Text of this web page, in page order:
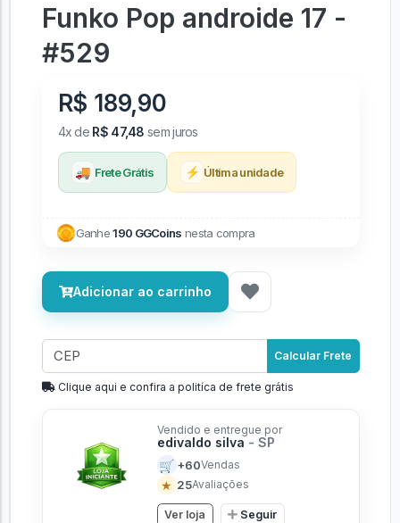
Funko Pop androide 17 -
#529
R$ 189,90
4x de R$ 47,48 sem juros
🚚 Frete Grátis ⚡ Última unidade
Ganhe190 GGCoins nesta compra
Adicionar ao carrinho
Calcular Frete
Clique aqui e confira a politíca de frete grátis
Vendido e entregue por
edivaldo silva - SP
🛒 +60Vendas
★ 25Avaliações
Ver loja Seguir